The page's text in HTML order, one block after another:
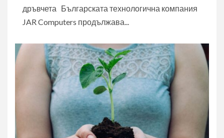
дръвчета Българската технологична компания
JAR Computers продължава...